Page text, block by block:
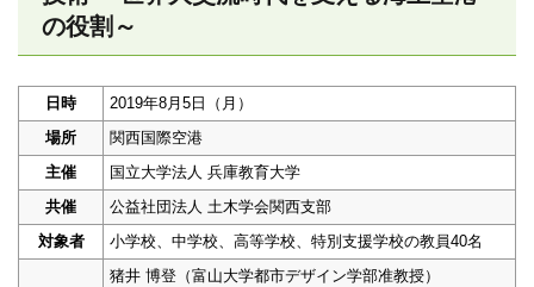
の役割～
日時
2019年8月5日（月）
場所
関西国際空港
主催
国立大学法人 兵庫教育大学
共催
公益社団法人 土木学会関西支部
対象者
小学校、中学校、高等学校、特別支援学校の教員40名
猪井 博登（富山大学都市デザイン学部准教授）